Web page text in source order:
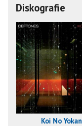
Diskografie
Koi No Yokan